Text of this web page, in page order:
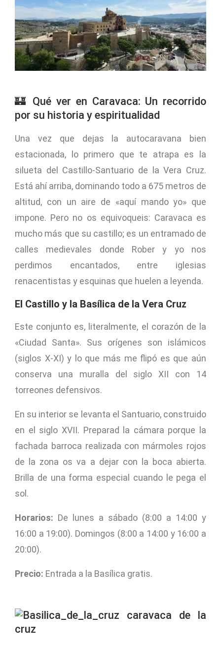
🏰 Qué ver en Caravaca: Un recorrido
por su historia y espiritualidad
Una vez que dejas la autocaravana bien
estacionada, lo primero que te atrapa es la
silueta del Castillo-Santuario de la Vera Cruz.
Está ahí arriba, dominando todo a 675 metros de
altitud, con un aire de «aquí mando yo» que
impone. Pero no os equivoqueis: Caravaca es
mucho más que su castillo; es un entramado de
calles medievales donde Rober y yo nos
perdimos encantados, entre iglesias
renacentistas y esquinas que huelen a leyenda.
El Castillo y la Basílica de la Vera Cruz
Este conjunto es, literalmente, el corazón de la
«Ciudad Santa». Sus orígenes son islámicos
(siglos X-XI) y lo que más me flipó es que aún
conserva una muralla del siglo XII con 14
torreones defensivos.
En su interior se levanta el Santuario, construido
en el siglo XVII. Preparad la cámara porque la
fachada barroca realizada con mármoles rojos
de la zona os va a dejar con la boca abierta.
Brilla de una forma especial cuando le pega el
sol.
Horarios: De lunes a sábado (8:00 a 14:00 y
16:00 a 19:00). Domingos (8:00 a 14:00 y 16:00 a
20:00).
Precio: Entrada a la Basílica gratis.